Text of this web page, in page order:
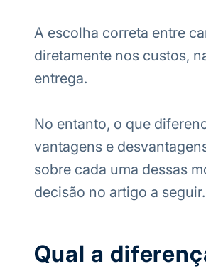
A escolha correta entre
diretamente nos custos,
entrega.
No entanto, o que
vantagens e
sobre cada uma dessas
decisão no artigo a seguir.
Qual a